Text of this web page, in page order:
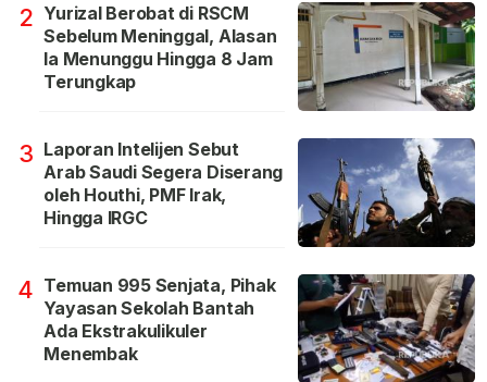
2 Yurizal Berobat di RSCM
Sebelum Meninggal, Alasan
Ia Menunggu Hingga 8 Jam
Terungkap
3 Laporan Intelijen Sebut
Arab Saudi Segera Diserang
oleh Houthi, PMF Irak,
Hingga IRGC
4 Temuan 995 Senjata, Pihak
Yayasan Sekolah Bantah
Ada Ekstrakulikuler
Menembak